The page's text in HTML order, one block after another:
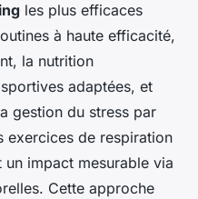
les plus efficaces
à haute efficacité,
la nutrition
adaptées, et
gestion du stress par
exercices de respiration
impact mesurable via
Cette approche